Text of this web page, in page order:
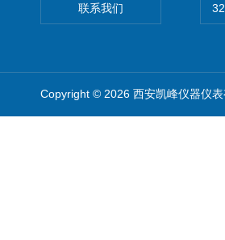
联系我们
Copyright © 2026 西安凯峰仪器仪